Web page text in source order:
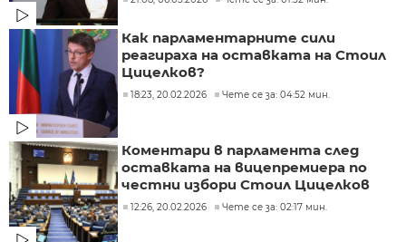
Как парламентарните сили
реагираха на оставката на Стоил
Цицелков?
18:23, 20.02.2026 Чете се за: 04:52 мин.
Коментари в парламента след
оставката на вицепремиера по
честни избори Стоил Цицелков
12:26, 20.02.2026 Чете се за: 02:17 мин.